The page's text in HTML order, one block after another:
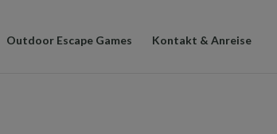
Outdoor Escape Games Kontakt & Anreise